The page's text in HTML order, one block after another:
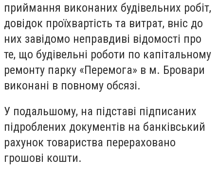
приймання виконаних будівельних робіт,
довідок проїхвартість та витрат, вніс до
них завідомо неправдиві відомості про
те, що будівельні роботи по капітальному
ремонту парку «Перемога» в м. Бровари
виконані в повному обсязі.
У подальшому, на підставі підписаних
підроблених документів на банківський
рахунок товариства перераховано
грошові кошти.